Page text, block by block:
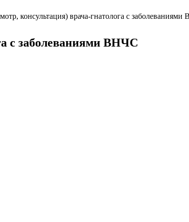
консультация) врача-гнатолога с
с заболеваниями ВНЧС